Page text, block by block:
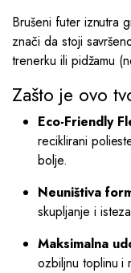
Brušeni futer iznutra
znači da stoji
trenerku ili pidžamu
Zašto je ovo
Eco-Friendly
reciklirani
bolje.
Neuništiva
skupljanje i
Maksimalna
ozbiljnu toplinu i